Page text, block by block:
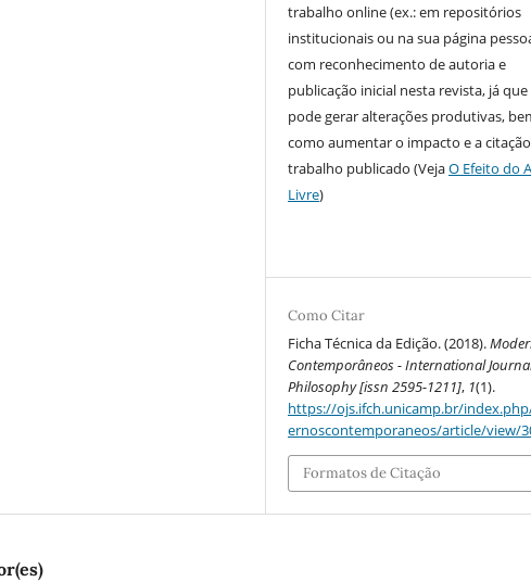
trabalho online (ex.: em repositórios
institucionais ou na sua página
com reconhecimento de autoria e
publicação inicial nesta revista, já que
pode gerar alterações produtivas,
como aumentar o impacto e a
trabalho publicado (VejaO Efeito do
Livre)
Como Citar
Ficha Técnica da Edição. (2018).
Contemporâneos - International
Philosophy [issn 2595-1211], 1(1).
https://ojs.ifch.unicamp.br/
ernoscontemporaneos/article/view/
Formatos de Citação